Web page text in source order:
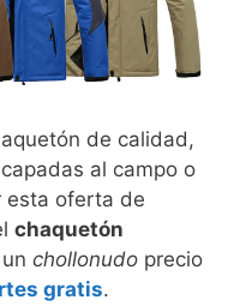
de calidad,
al campo o
esta oferta de
chaquetón
chollonudo precio
gratis.